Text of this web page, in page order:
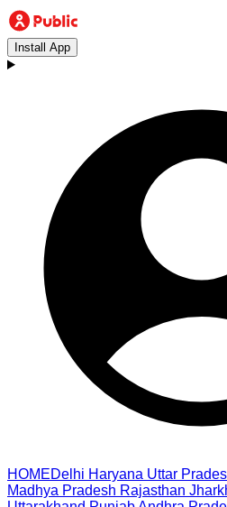
Install App
HOMEDelhi Haryana Uttar
Madhya Pradesh Rajasthan